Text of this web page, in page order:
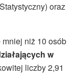
oraz
niż 10 osób
w
liczby 2,91